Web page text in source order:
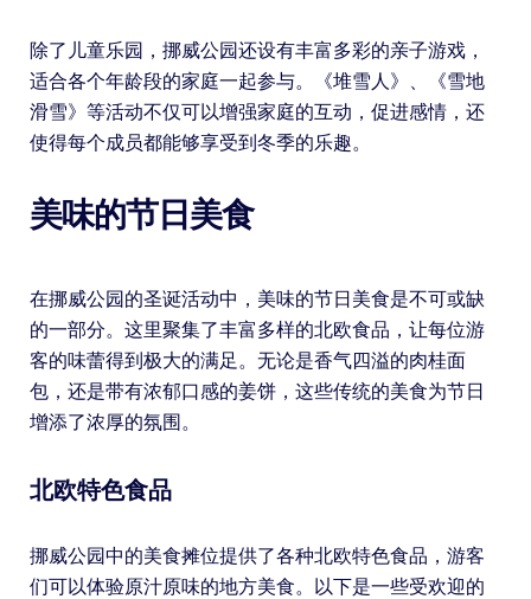
除了儿童乐园，挪威公园还设有丰富多彩的亲子游戏，
适合各个年龄段的家庭一起参与。《堆雪人》、《雪地
滑雪》等活动不仅可以增强家庭的互动，促进感情，还
使得每个成员都能够享受到冬季的乐趣。
美味的节日美食
在挪威公园的圣诞活动中，美味的节日美食是不可或缺
的一部分。这里聚集了丰富多样的北欧食品，让每位游
客的味蕾得到极大的满足。无论是香气四溢的肉桂面
包，还是带有浓郁口感的姜饼，这些传统的美食为节日
增添了浓厚的氛围。
北欧特色食品
挪威公园中的美食摊位提供了各种北欧特色食品，游客
们可以体验原汁原味的地方美食。以下是一些受欢迎的